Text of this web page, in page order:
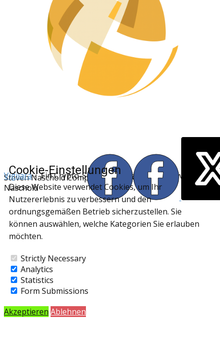
Steven Naschold Computerservice © 2026-2027
Vigilara- Ein Crypto-Sicherheitsprojekt von Steven
Naschold
Cookie-Einstellungen
Diese Website verwendet Cookies, um Ihr
Nutzererlebnis zu verbessern und den
ordnungsgemäßen Betrieb sicherzustellen. Sie
können auswählen, welche Kategorien Sie erlauben
möchten.
Strictly Necessary
Analytics
Statistics
Form Submissions
Akzeptieren Ablehnen